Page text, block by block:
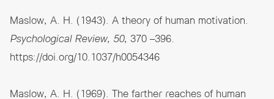
Maslow, A. H. (1943). A theory of human motivation.
Psychological Review, 50, 370 –396.
https://doi.org/10.1037/h0054346
Maslow, A. H. (1969). The farther reaches of human